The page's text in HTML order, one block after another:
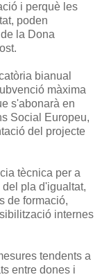
i perquè les
poden
la Dona
bianual
màxima
s'abonarà en
Social Europeu,
del projecte
tècnica per a
pla d'igualtat,
de formació,
internes
tendents a
entre dones i